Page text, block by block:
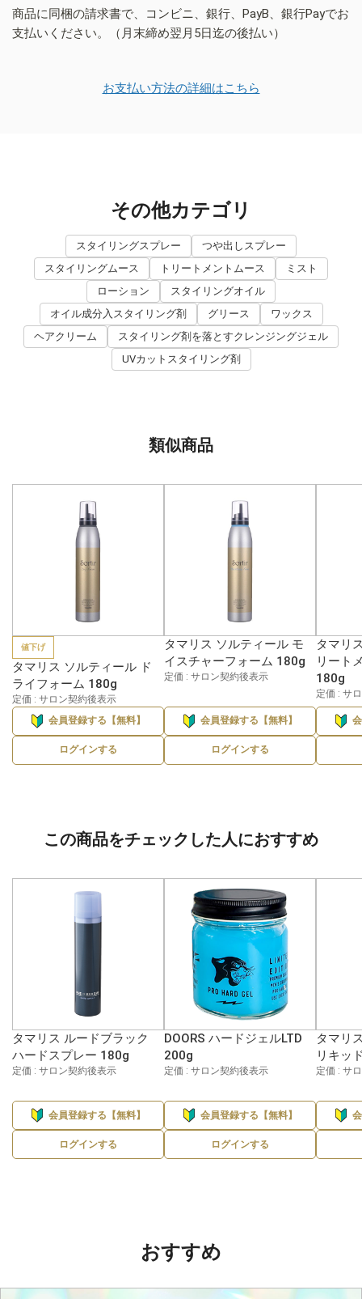
商品に同梱の請求書で、コンビニ、銀行、PayB、銀行Payでお
支払いください。（月末締め翌月5日迄の後払い）
お支払い方法の詳細はこちら
その他カテゴリ
スタイリングスプレー
つや出しスプレー
スタイリングムース
トリートメントムース
ミスト
ローション
スタイリングオイル
オイル成分入スタイリング剤
グリース
ワックス
ヘアクリーム
スタイリング剤を落とすクレンジングジェル
UVカットスタイリング剤
類似商品
値下げ
タマリス ソルティール ド
ライフォーム 180g
定価 : サロン契約後表示
会員登録する【無料】
ログインする
タマリス ソルティール モ
イスチャーフォーム 180g
定価 : サロン契約後表示
会員登録する【無料】
ログインする
タマリ
リート
180g
定価 : サ
この商品をチェックした人におすすめ
タマリス ルードブラック
ハードスプレー 180g
定価 : サロン契約後表示
会員登録する【無料】
ログインする
DOORS ハードジェルLTD
200g
定価 : サロン契約後表示
会員登録する【無料】
ログインする
タマリ
リキッ
定価 : サ
おすすめ